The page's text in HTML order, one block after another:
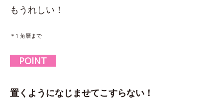
もうれしい！
＊1 角層まで
POINT
置くようになじませてこすらない！